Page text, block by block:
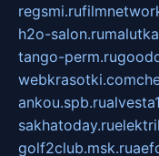
regsmi.ru
h2o-salon.ru
tango-perm.ru
webkrasotki.com
ankou.spb.ru
sakhatoday.ru
golf2club.msk.ru